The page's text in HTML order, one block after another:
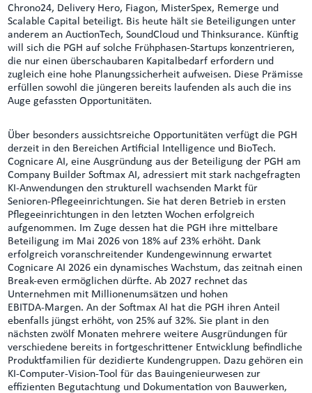
Chrono24, Delivery Hero, Fiagon, MisterSpex, Remerge und
Scalable Capital beteiligt. Bis heute hält sie Beteiligungen unter
anderem an AuctionTech, SoundCloud und Thinksurance. Künftig
will sich die PGH auf solche Frühphasen-Startups konzentrieren,
die nur einen überschaubaren Kapitalbedarf erfordern und
zugleich eine hohe Planungssicherheit aufweisen. Diese Prämisse
erfüllen sowohl die jüngeren bereits laufenden als auch die ins
Auge gefassten Opportunitäten.
Über besonders aussichtsreiche Opportunitäten verfügt die PGH
derzeit in den Bereichen Artificial Intelligence und BioTech.
Cognicare AI, eine Ausgründung aus der Beteiligung der PGH am
Company Builder Softmax AI, adressiert mit stark nachgefragten
KI-Anwendungen den strukturell wachsenden Markt für
Senioren‑Pflegeeinrichtungen. Sie hat deren Betrieb in ersten
Pflegeeinrichtungen in den letzten Wochen erfolgreich
aufgenommen. Im Zuge dessen hat die PGH ihre mittelbare
Beteiligung im Mai 2026 von 18% auf 23% erhöht. Dank
erfolgreich voranschreitender Kundengewinnung erwartet
Cognicare AI 2026 ein dynamisches Wachstum, das zeitnah einen
Break‑even ermöglichen dürfte. Ab 2027 rechnet das
Unternehmen mit Millionenumsätzen und hohen
EBITDA‑Margen. An der Softmax AI hat die PGH ihren Anteil
ebenfalls jüngst erhöht, von 25% auf 32%. Sie plant in den
nächsten zwölf Monaten mehrere weitere Ausgründungen für
verschiedene bereits in fortgeschrittener Entwicklung befindliche
Produktfamilien für dezidierte Kundengruppen. Dazu gehören ein
KI-Computer‑Vision‑Tool für das Bauingenieurwesen zur
effizienten Begutachtung und Dokumentation von Bauwerken,